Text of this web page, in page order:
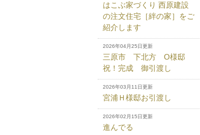
はこぶ家づくり 西原建設
の注文住宅［絆の家］をご
紹介します
2026年04月25日更新
三原市 下北方 O様邸
祝！完成 御引渡し
2026年03月11日更新
宮浦Ｈ様邸お引渡し
2026年02月15日更新
進んでる